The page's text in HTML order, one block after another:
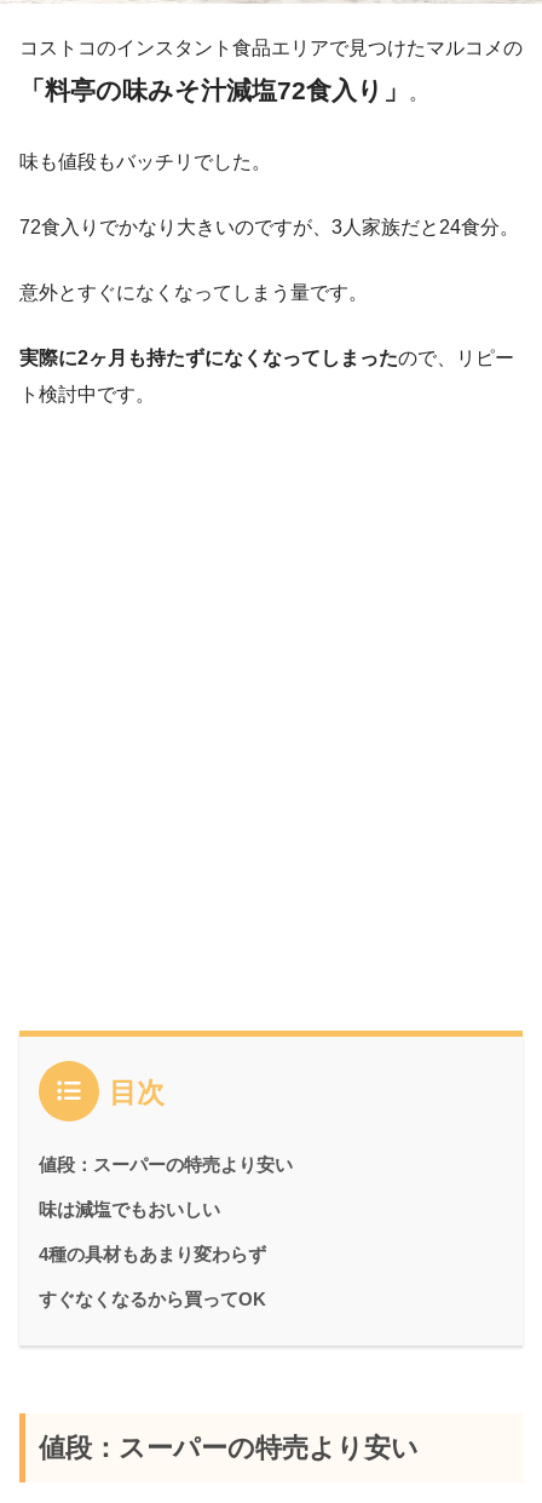
コストコのインスタント食品エリアで見つけたマルコメの
「料亭の味みそ汁減塩72食入り」 。
味も値段もバッチリでした。
72食入りでかなり大きいのですが、3人家族だと24食分。
意外とすぐになくなってしまう量です。
実際に2ヶ月も持たずになくなってしまったので、リピー
ト検討中です。
目次
値段：スーパーの特売より安い
味は減塩でもおいしい
4種の具材もあまり変わらず
すぐなくなるから買ってOK
値段：スーパーの特売より安い